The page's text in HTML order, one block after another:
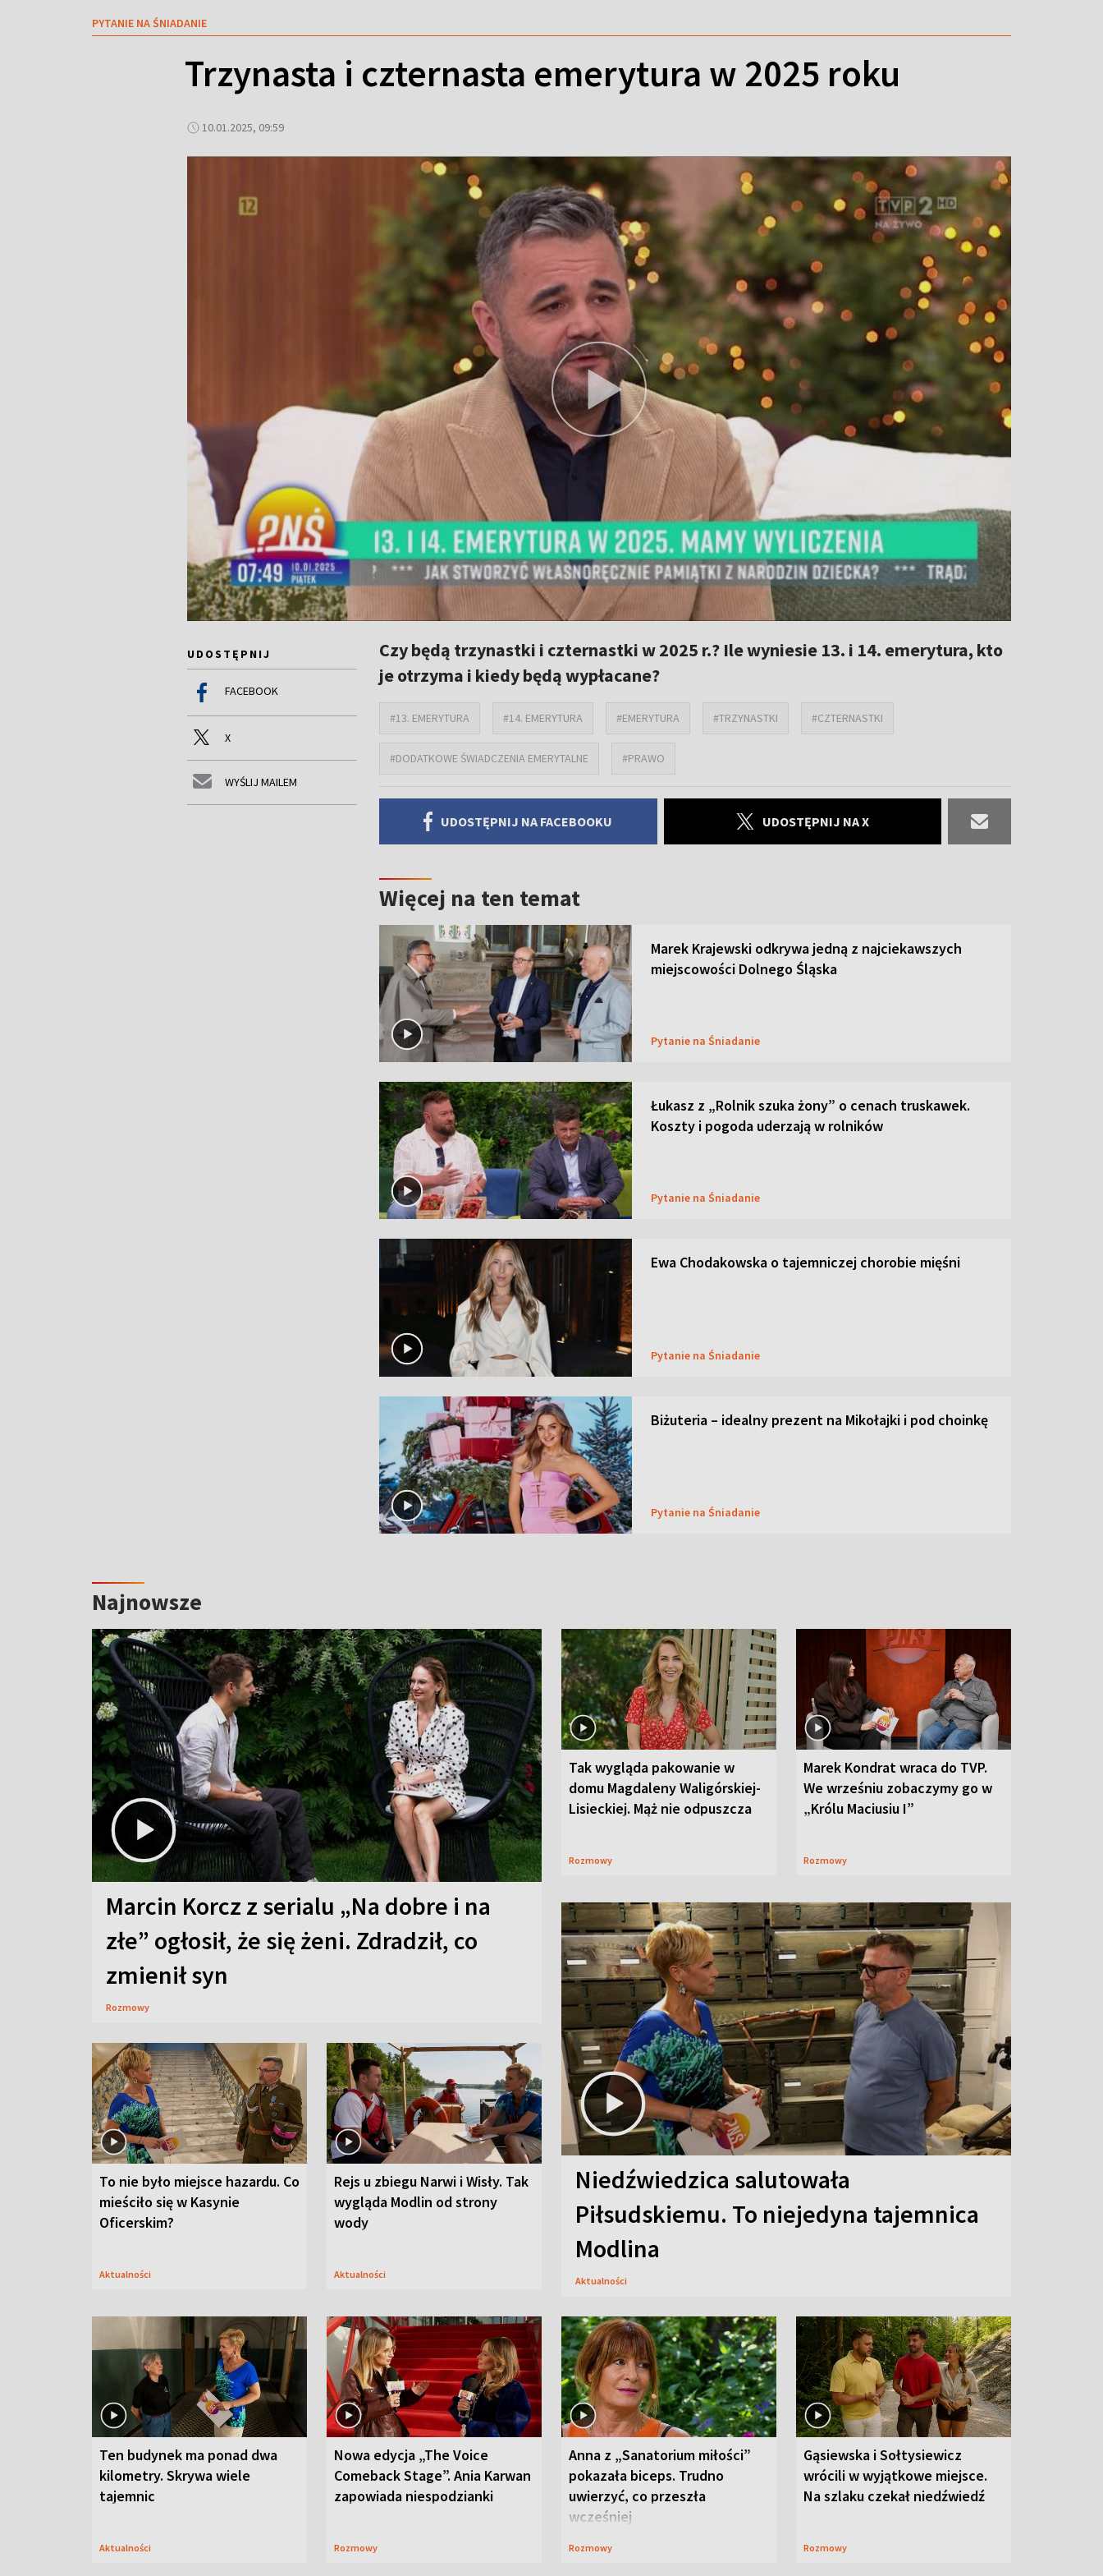
PYTANIE NA ŚNIADANIE
Trzynasta i czternasta emerytura w 2025 roku
10.01.2025, 09:59
UDOSTĘPNIJ
FACEBOOK
X
WYŚLIJ MAILEM
Czy będą trzynastki i czternastki w 2025 r.? Ile wyniesie 13. i 14. emerytura, kto
je otrzyma i kiedy będą wypłacane?
#13. EMERYTURA #14. EMERYTURA #EMERYTURA #TRZYNASTKI #CZTERNASTKI
#DODATKOWE ŚWIADCZENIA EMERYTALNE #PRAWO
UDOSTĘPNIJ NA FACEBOOKU UDOSTĘPNIJ NA X
Więcej na ten temat
Marek Krajewski odkrywa jedną z najciekawszych
miejscowości Dolnego Śląska
Pytanie na Śniadanie
Łukasz z „Rolnik szuka żony” o cenach truskawek.
Koszty i pogoda uderzają w rolników
Pytanie na Śniadanie
Ewa Chodakowska o tajemniczej chorobie mięśni
Pytanie na Śniadanie
Biżuteria – idealny prezent na Mikołajki i pod choinkę
Pytanie na Śniadanie
Najnowsze
Marcin Korcz z serialu „Na dobre i na
złe” ogłosił, że się żeni. Zdradził, co
zmienił syn
Rozmowy
Tak wygląda pakowanie w
domu Magdaleny Waligórskiej-
Lisieckiej. Mąż nie odpuszcza
Rozmowy
Marek Kondrat wraca do TVP.
We wrześniu zobaczymy go w
„Królu Maciusiu I”
Rozmowy
To nie było miejsce hazardu. Co
mieściło się w Kasynie
Oficerskim?
Aktualności
Rejs u zbiegu Narwi i Wisły. Tak
wygląda Modlin od strony
wody
Aktualności
Niedźwiedzica salutowała
Piłsudskiemu. To niejedyna tajemnica
Modlina
Aktualności
Ten budynek ma ponad dwa
kilometry. Skrywa wiele
tajemnic
Aktualności
Nowa edycja „The Voice
Comeback Stage”. Ania Karwan
zapowiada niespodzianki
Rozmowy
Anna z „Sanatorium miłości”
pokazała biceps. Trudno
uwierzyć, co przeszła
wcześniej
Rozmowy
Gąsiewska i Sołtysiewicz
wrócili w wyjątkowe miejsce.
Na szlaku czekał niedźwiedź
Rozmowy